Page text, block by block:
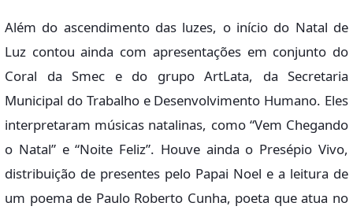
Além do ascendimento das luzes, o início do Natal de
Luz contou ainda com apresentações em conjunto do
Coral da Smec e do grupo ArtLata, da Secretaria
Municipal do Trabalho e Desenvolvimento Humano. Eles
interpretaram músicas natalinas, como “Vem Chegando
o Natal” e “Noite Feliz”. Houve ainda o Presépio Vivo,
distribuição de presentes pelo Papai Noel e a leitura de
um poema de Paulo Roberto Cunha, poeta que atua no